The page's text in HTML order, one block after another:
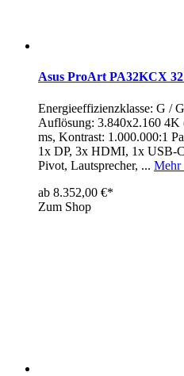
Asus ProArt PA32KCX
Energieeffizienzklasse: G /
Auflösung: 3.840x2.160 4K
ms, Kontrast: 1.000.000:1
1x DP, 3x HDMI, 1x USB-
Pivot, Lautsprecher, ... Mehr
ab 8.352,00 €*
Zum Shop